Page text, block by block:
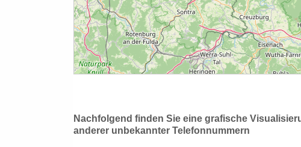
Nachfolgend finden Sie eine grafische
anderer unbekannter Telefonnummern